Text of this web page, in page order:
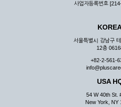
사업자등록번호
서울특별시 강남구
12층
+82-2-561-
USA
54 W 40th St.
New York, NY